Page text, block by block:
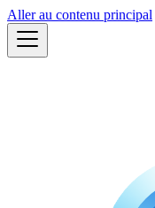
Aller au contenu principal